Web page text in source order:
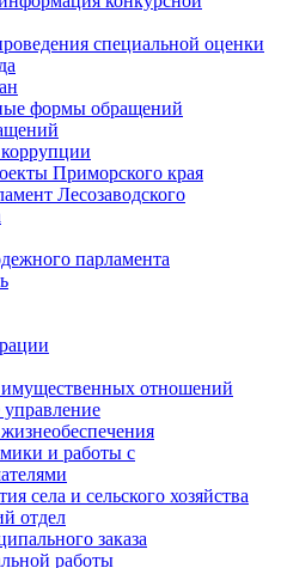
специальной оценки
формы обращений
Приморского края
Лесозаводского
парламента
отношений
и работы с
села и сельского хозяйства
отдел
заказа
работы